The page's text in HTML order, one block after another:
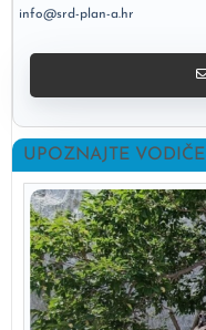
info@srd-plan-a.hr
UPOZNAJTE VODIČE